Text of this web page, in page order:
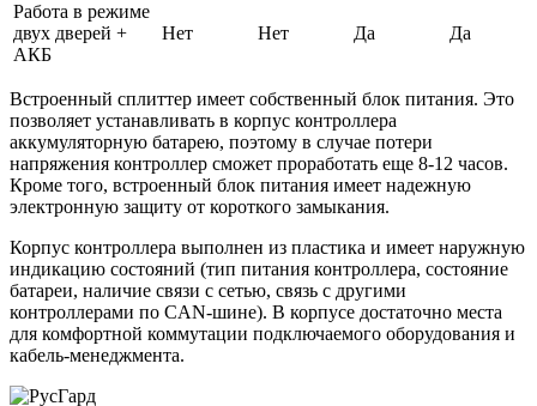
Работа в режиме
двух дверей +
АКБ
Нет Нет Да Да
Встроенный сплиттер имеет собственный блок питания. Это
позволяет устанавливать в корпус контроллера
аккумуляторную батарею, поэтому в случае потери
напряжения контроллер сможет проработать еще 8-12 часов.
Кроме того, встроенный блок питания имеет надежную
электронную защиту от короткого замыкания.
Корпус контроллера выполнен из пластика и имеет наружную
индикацию состояний (тип питания контроллера, состояние
батареи, наличие связи с сетью, связь с другими
контроллерами по CAN-шине). В корпусе достаточно места
для комфортной коммутации подключаемого оборудования и
кабель-менеджмента.